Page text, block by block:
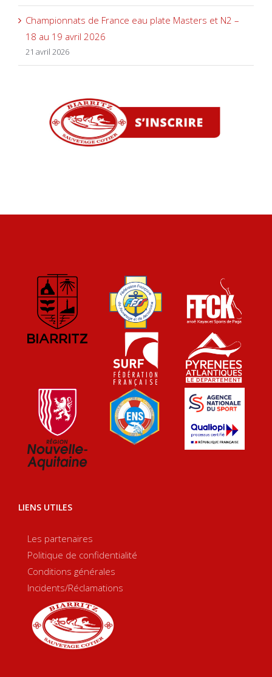
Championnats de France eau plate Masters et N2 –
18 au 19 avril 2026
21 avril 2026
LIENS UTILES
Les partenaires
Politique de confidentialité
Conditions générales
Incidents/Réclamations